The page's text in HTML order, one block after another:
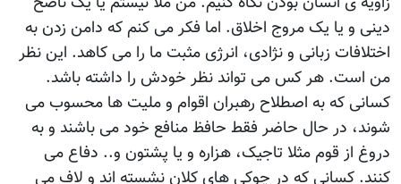
دينی و يا يک مروج اخلاق. اما فکر می کنم که دامن زدن به
اختلافات زبانی و نژادی، انرژی مثبت ما را می کاهد. اين نظر
من است. هر کس می تواند نظر خودش را داشته باشد.
کسانی که به اصطلاح رهبران اقوام و مليت ها محسوب می
شوند، در حال حاضر فقط حافظ منافع خود می باشند و به
دروغ از قوم مثلا تاجيک، هزاره و يا پشتون و.. دفاع می
کنند. کسانی که در چوکی های کلان نشسته اند و لاف می